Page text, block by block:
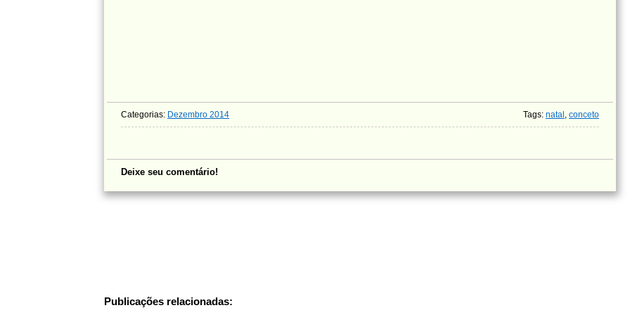
Categorias: Dezembro 2014 Tags: natal , conceto
Deixe seu comentário!
Publicações relacionadas: